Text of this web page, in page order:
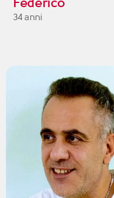
34 anni